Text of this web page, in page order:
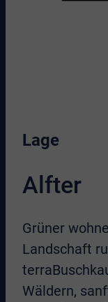
Lage
Alfter
Grüner
Landschaft
Wäldern,